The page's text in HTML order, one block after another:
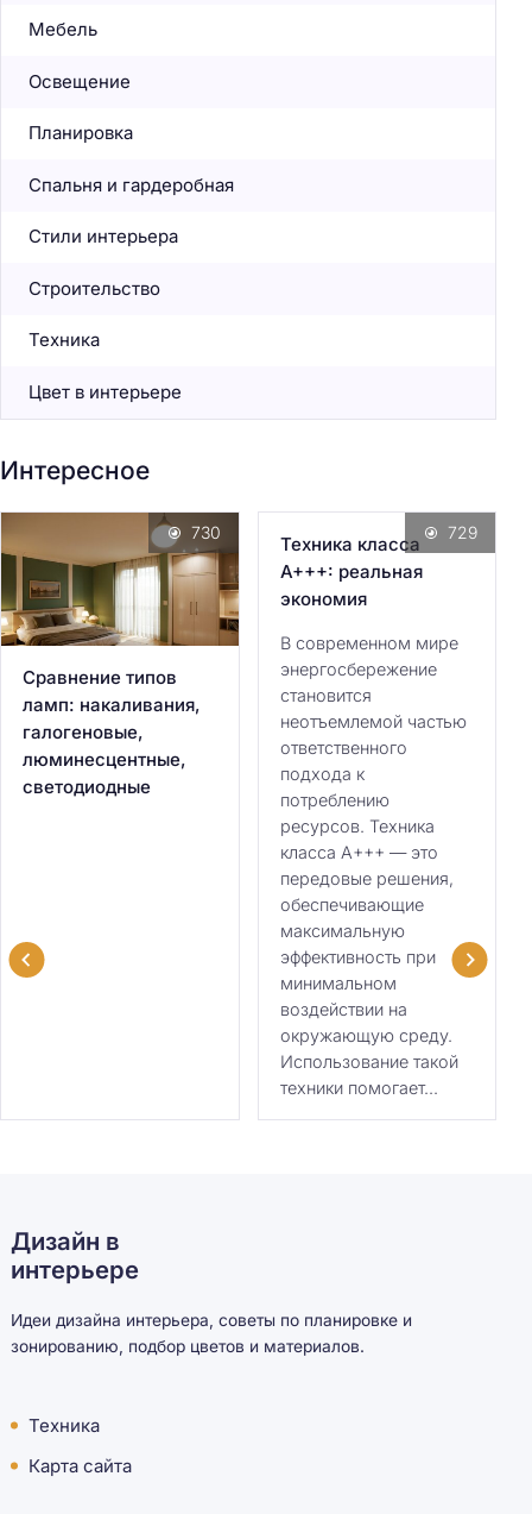
Мебель
Освещение
Планировка
Спальня и гардеробная
Стили интерьера
Строительство
Техника
Цвет в интерьере
Интересное
Сравнение типов
ламп: накаливания,
галогеновые,
люминесцентные,
светодиодные
730
Техника класса
А+++: реальная
экономия
В современном мире
энергосбережение
становится
неотъемлемой частью
ответственного
подхода к
потреблению
ресурсов. Техника
класса А+++ — это
передовые решения,
обеспечивающие
максимальную
эффективность при
минимальном
воздействии на
окружающую среду.
Использование такой
техники помогает...
729
Дизайн в
интерьере
Идеи дизайна интерьера, советы по планировке и
зонированию, подбор цветов и материалов.
Техника
Карта сайта